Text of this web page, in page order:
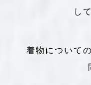
し
着物について